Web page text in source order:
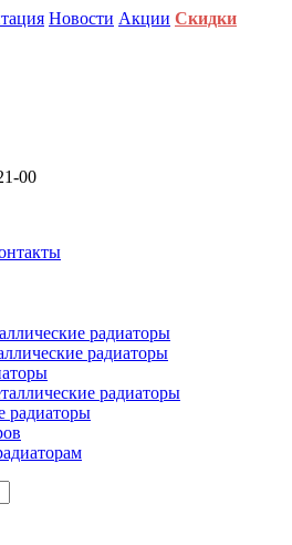
Новости Акции Скидки
00
радиаторы
радиаторы
радиаторы
радиаторы